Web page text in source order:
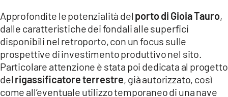
ILREGGINO.IT
COSENZACHANNEL.IT
ILVIBONESE.IT
CATANZAROCHANNEL.IT
Approfondite le potenzialità del porto di Gioia Tauro,
dalle caratteristiche dei fondali alle superfici
disponibili nel retroporto, con un focus sulle
prospettive di investimento produttivo nel sito.
Particolare attenzione è stata poi dedicata al progetto
del rigassificatore terrestre, già autorizzato, così
come all’eventuale utilizzo temporaneo di una nave